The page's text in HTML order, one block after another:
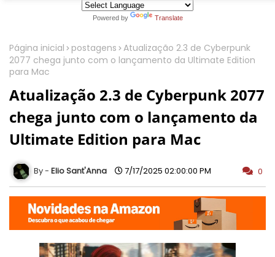
Powered by Translate
Página inicial postagens Atualização 2.3 de Cyberpunk
2077 chega junto com o lançamento da Ultimate Edition
para Mac
Atualização 2.3 de Cyberpunk 2077
chega junto com o lançamento da
Ultimate Edition para Mac
Elio Sant'Anna 7/17/2025 02:00:00 PM 0